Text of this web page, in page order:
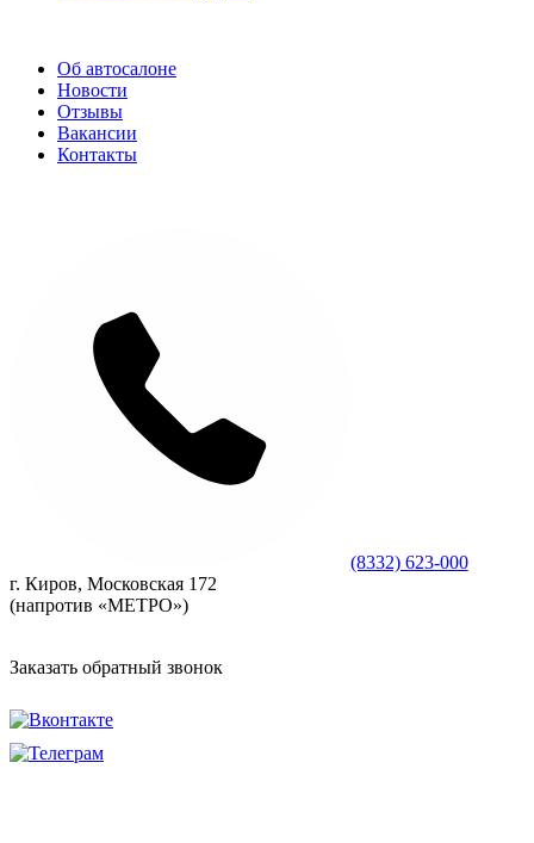
Об автосалоне
Новости
Отзывы
Вакансии
Контакты
(8332) 623-000
г. Киров, Московская 172
(напротив «МЕТРО»)
Заказать обратный звонок